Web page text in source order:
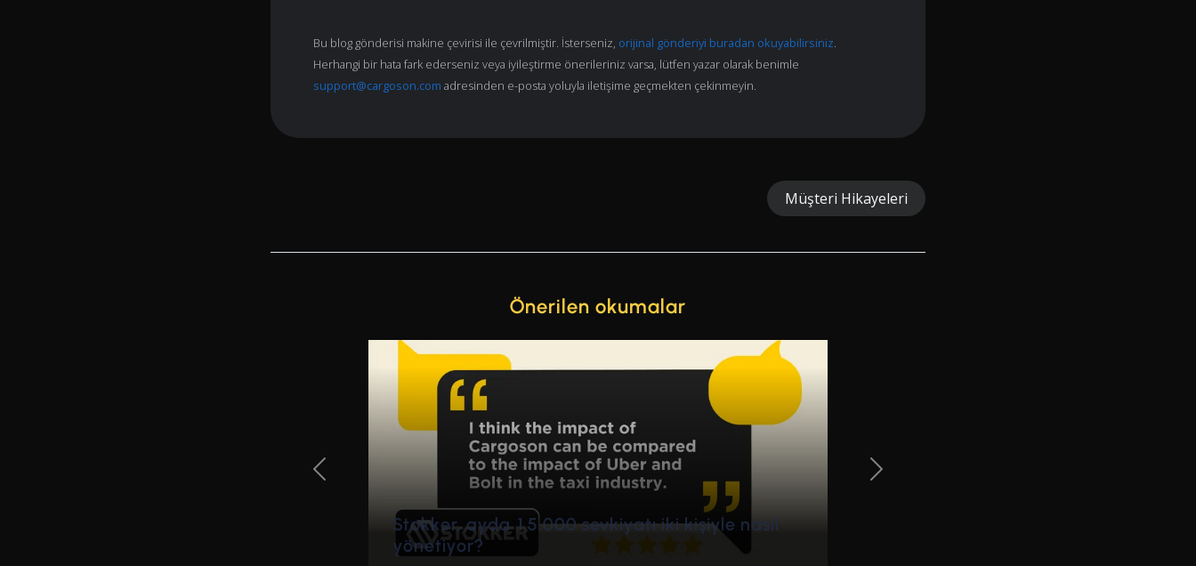
Bu blog gönderisi makine çevirisi ile çevrilmiştir. İsterseniz, orijinal gönderiyi buradan okuyabilirsiniz.
Herhangi bir hata fark ederseniz veya iyileştirme önerileriniz varsa, lütfen yazar olarak benimle
support@cargoson.com adresinden e-posta yoluyla iletişime geçmekten çekinmeyin.
Müşteri Hikayeleri
Önerilen okumalar
Previous Slide